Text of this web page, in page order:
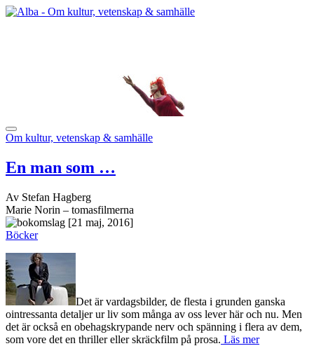
Om kultur, vetenskap & samhälle
En man som …
Av Stefan Hagberg
Marie Norin – tomasfilmerna
[21 maj, 2016]
Böcker
Det är vardagsbilder, de flesta i grunden ganska
ointressanta detaljer ur liv som många av oss lever här och nu. Men
det är också en obehagskrypande nerv och spänning i flera av dem,
som vore det en thriller eller skräckfilm på prosa. Läs mer